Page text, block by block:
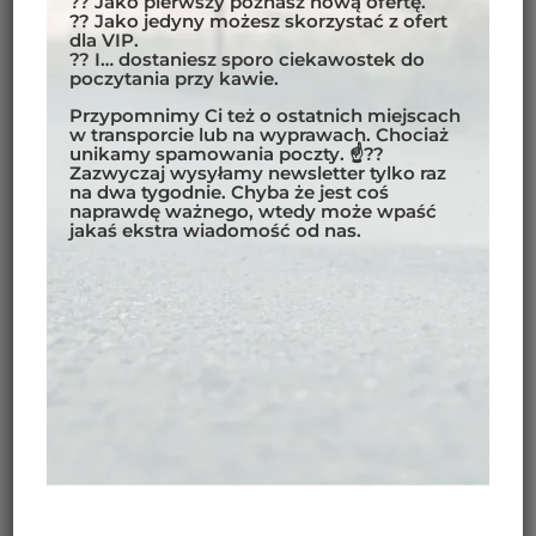
Bhutan — Ostatnie Królestwo Himalajów
Wejdź do Bhutanu, buddyjskiego królestwa, gdzie
góry spotykają się z sensem. Wciśnięty między Chiny i
Indie, Bhutan pielęgnuje żywą kulturę dzongów,
klasztorów i narodową ideę Szczęścia Narodowego
Brutto. Ponad 20 szczytów powyżej 7000 m, kręte
drogi i ciche doliny sprawiają, że ta podróż daje nie
tylko miejsca, ale i perspektywę.
Szczęście Narodowe Brutto
?? Jako jedyny możesz skorzystać z ofert
dla VIP.
?? I… dostaniesz sporo ciekawostek do
poczytania przy kawie.
Przypomnimy Ci też o ostatnich miejscach
w transporcie lub na wyprawach. Chociaż
unikamy spamowania poczty. ☝??
Zazwyczaj wysyłamy newsletter tylko raz
na dwa tygodnie. Chyba że jest coś
naprawdę ważnego, wtedy może wpaść
jakaś ekstra wiadomość od nas.